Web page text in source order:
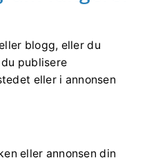
blogg, eller du
publisere
eller i annonsen
eller annonsen din